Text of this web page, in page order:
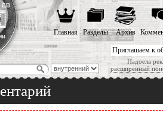
Приглашаем к
Надоела
расширенный
Главная Разделы Архив